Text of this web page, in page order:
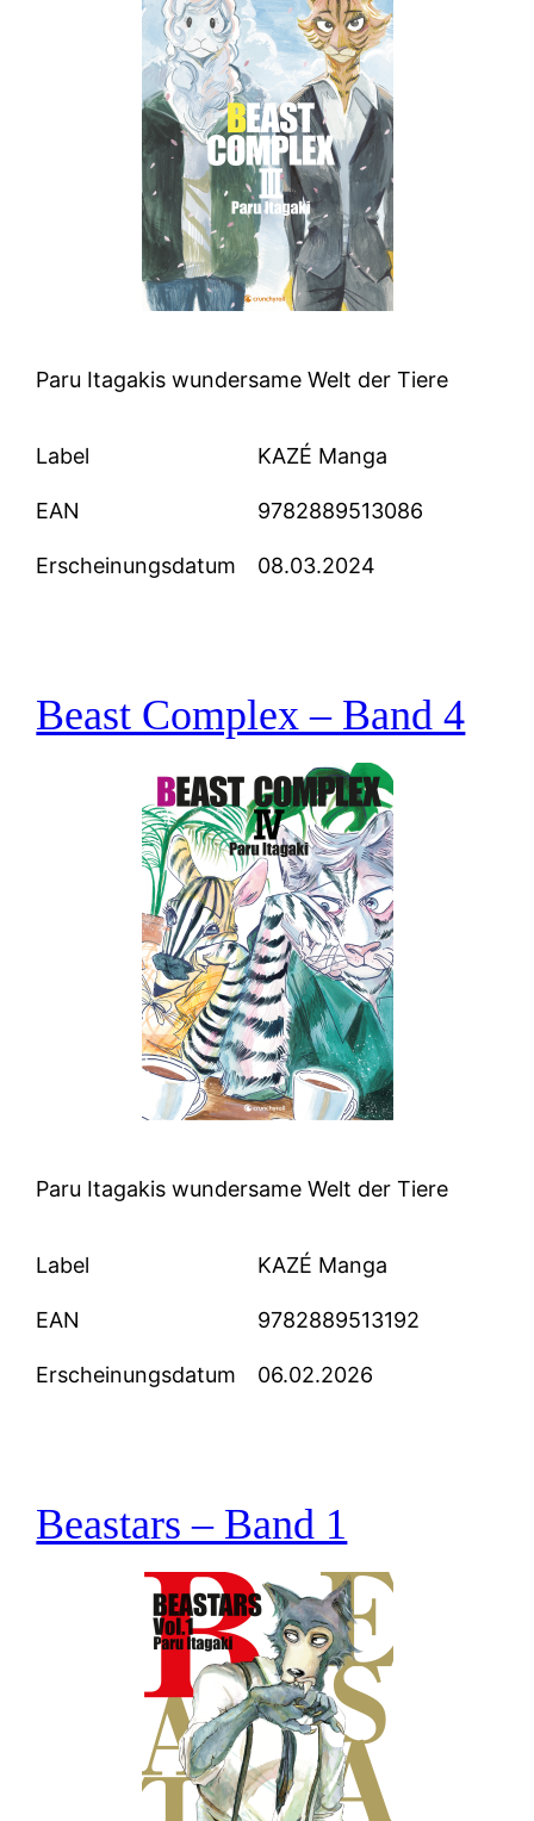
Paru Itagakis wundersame Welt der Tiere
Label KAZÉ Manga
EAN 9782889513086
Erscheinungsdatum 08.03.2024
Beast Complex – Band 4
Paru Itagakis wundersame Welt der Tiere
Label KAZÉ Manga
EAN 9782889513192
Erscheinungsdatum 06.02.2026
Beastars – Band 1